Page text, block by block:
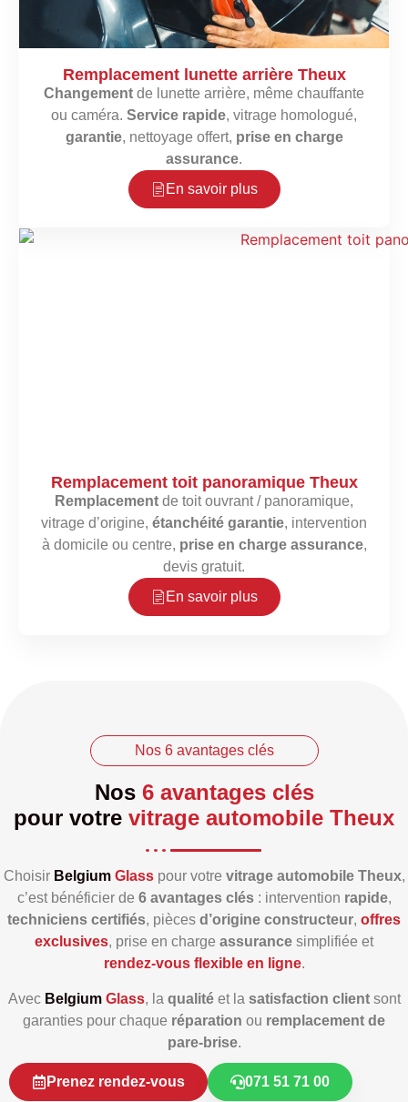
Remplacement lunette arrière Theux
Changement de lunette arrière, même chauffante
ou caméra. Service rapide, vitrage homologué,
garantie, nettoyage offert, prise en charge
assurance.
En savoir plus
Remplacement toit panoramique Theux
Remplacement de toit ouvrant / panoramique,
vitrage d’origine, étanchéité garantie, intervention
à domicile ou centre, prise en charge assurance,
devis gratuit.
En savoir plus
Nos 6 avantages clés
Nos 6 avantages clés
pour votre vitrage automobile Theux
Choisir Belgium Glasspour votre vitrage automobile Theux,
c’est bénéficier de 6 avantages clés: intervention rapide,
techniciens certifiés, pièces d’origine constructeur, offres
exclusives, prise en charge assurance simplifiée et
rendez‑vous flexible en ligne.
Avec Belgium Glass, la qualitéet la satisfaction clientsont
garanties pour chaque réparation ou remplacement de
pare‑brise.
Prenez rendez-vous 071 51 71 00